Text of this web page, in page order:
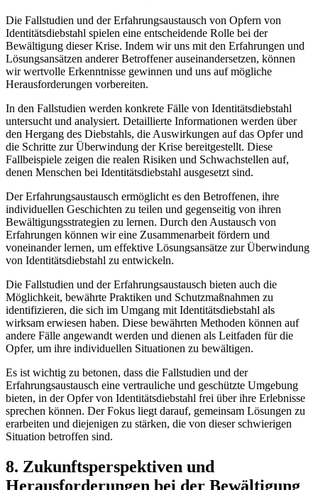
Die Fallstudien und der‍ Erfahrungsaustausch von Opfern von
Identitätsdiebstahl spielen eine entscheidende ‍Rolle bei ‌der
Bewältigung dieser Krise. Indem wir uns mit den ‍Erfahrungen und
Lösungsansätzen ⁣anderer Betroffener auseinandersetzen, können
wir wertvolle ⁤Erkenntnisse‌ gewinnen und uns auf mögliche
‍Herausforderungen ​vorbereiten.
In ‍den Fallstudien werden konkrete Fälle von Identitätsdiebstahl
untersucht und analysiert. Detaillierte Informationen werden über
den Hergang des Diebstahls, die Auswirkungen auf das Opfer und
die Schritte zur Überwindung der Krise bereitgestellt. Diese ​
Fallbeispiele zeigen die realen Risiken und Schwachstellen auf,
denen Menschen bei ⁤Identitätsdiebstahl ausgesetzt sind.
Der Erfahrungsaustausch ermöglicht es den Betroffenen, ihre
individuellen Geschichten zu teilen und gegenseitig von ihren
‌Bewältigungsstrategien zu lernen. Durch den Austausch von
Erfahrungen können wir⁢ eine Zusammenarbeit⁤ fördern und
⁤voneinander lernen, um‍ effektive ​Lösungsansätze ⁣zur Überwindung ​
von Identitätsdiebstahl ‌zu ‌entwickeln.
Die Fallstudien und der Erfahrungsaustausch bieten auch⁤ die
Möglichkeit, bewährte Praktiken und Schutzmaßnahmen zu
identifizieren,⁢ die sich im Umgang mit Identitätsdiebstahl als ​
wirksam erwiesen haben. Diese‍ bewährten ‌Methoden können auf
andere Fälle‌ angewandt werden und‌ dienen als Leitfaden für ‌die
Opfer, um ihre individuellen Situationen zu bewältigen.
Es⁢ ist wichtig zu betonen, dass die‍ Fallstudien und der
Erfahrungsaustausch eine vertrauliche und geschützte Umgebung
bieten,‌ in der Opfer von Identitätsdiebstahl frei⁤ über ihre Erlebnisse
sprechen können.⁣ Der Fokus liegt darauf, gemeinsam Lösungen zu
erarbeiten und diejenigen zu stärken, die von dieser schwierigen
Situation betroffen sind.
8. Zukunftsperspektiven und
‍Herausforderungen bei ​der ⁣Bewältigung